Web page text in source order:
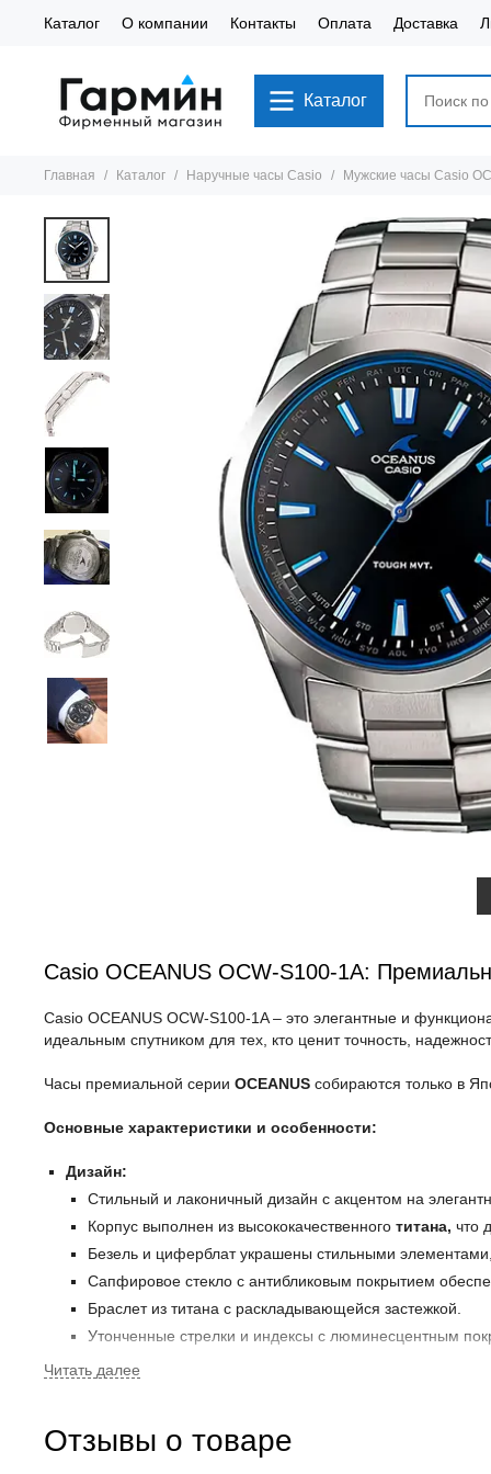
Каталог О компании Контакты Оплата Доставка
Каталог
Главная Каталог Наручные часы Casio Мужские часы Casio
Casio OCEANUS OCW-S100-1A:
Casio OCEANUS OCW-S100-1A – это элегантные и
идеальным спутником для тех, кто ценит точность,
Часы премиальной серии OCEANUS собираются только в
Основные характеристики и особенности:
Дизайн:
Стильный и лаконичный дизайн с акцентом на
Корпус выполнен из высококачественного титана, что
Безель и циферблат украшены стильными
Сапфировое стекло с антибликовым покрытием
Браслет из титана с раскладывающейся застежкой.
Утонченные стрелки и индексы с люминесцентным
Функциональность:
Радиосинхронизация (Multi Band 6):
поясах.
Отзывы о товаре